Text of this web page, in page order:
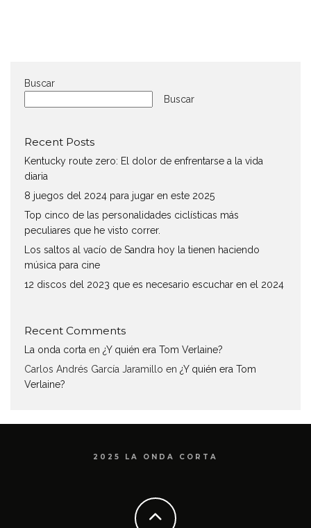
Buscar
Buscar
Recent Posts
Kentucky route zero: El dolor de enfrentarse a la vida
diaria
8 juegos del 2024 para jugar en este 2025
Top cinco de las personalidades ciclísticas más
peculiares que he visto correr.
Los saltos al vacío de Sandra hoy la tienen haciendo
música para cine
12 discos del 2023 que es necesario escuchar en el 2024
Recent Comments
La onda corta en ¿Y quién era Tom Verlaine?
Carlos Andrés García Jaramillo en ¿Y quién era Tom
Verlaine?
2025 LA ONDA CORTA